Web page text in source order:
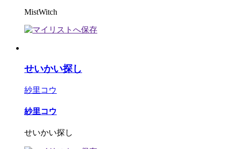
MistWitch
せいかい探し
紗里コウ
紗里コウ
せいかい探し